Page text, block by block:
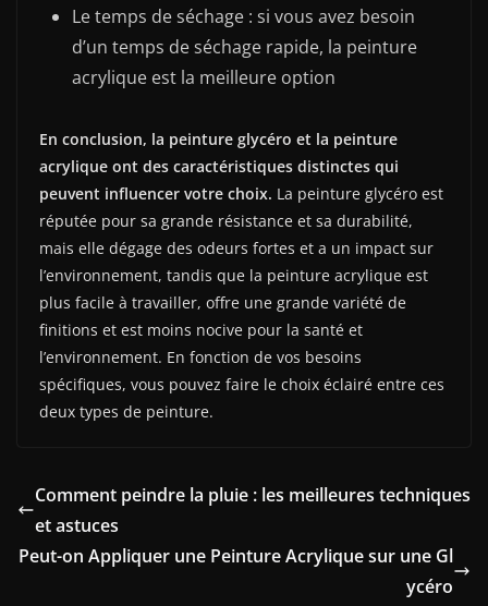
Le temps de séchage : si vous avez besoin
d’un temps de séchage rapide, la peinture
acrylique est la meilleure option
En conclusion, la peinture glycéro et la peinture
acrylique ont des caractéristiques distinctes qui
peuvent influencer votre choix. La peinture glycéro est
réputée pour sa grande résistance et sa durabilité,
mais elle dégage des odeurs fortes et a un impact sur
l’environnement, tandis que la peinture acrylique est
plus facile à travailler, offre une grande variété de
finitions et est moins nocive pour la santé et
l’environnement. En fonction de vos besoins
spécifiques, vous pouvez faire le choix éclairé entre ces
deux types de peinture.
Comment peindre la pluie : les meilleures techniques
et astuces
Peut-on Appliquer une Peinture Acrylique sur une Gl
ycéro